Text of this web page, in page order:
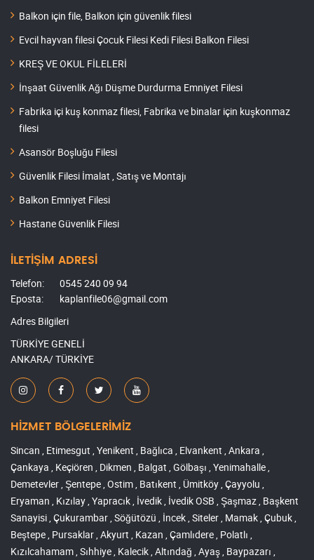
Balkon için file, Balkon için güvenlik filesi
Evcil hayvan filesi Çocuk Filesi Kedi Filesi Balkon Filesi
KREŞ VE OKUL FİLELERİ
İnşaat Güvenlik Ağı Düşme Durdurma Emniyet Filesi
Fabrika içi kuş konmaz filesi, Fabrika ve binalar için kuşkonmaz
filesi
Asansör Boşluğu Filesi
Güvenlik Filesi İmalat , Satış ve Montajı
Balkon Emniyet Filesi
Hastane Güvenlik Filesi
İLETİŞİM ADRESİ
Telefon:
0545 240 09 94
Eposta:
kaplanfile06@gmail.com
Adres Bilgileri
TÜRKİYE GENELİ
ANKARA/ TÜRKİYE
HİZMET BÖLGELERİMİZ
Sincan , Etimesgut , Yenikent , Bağlıca , Elvankent , Ankara ,
Çankaya , Keçiören , Dikmen , Balgat , Gölbaşı , Yenimahalle ,
Demetevler , Şentepe , Ostim , Batıkent , Ümitköy , Çayyolu ,
Eryaman , Kızılay , Yapracık , İvedik , İvedik OSB , Şaşmaz , Başkent
Sanayisi , Çukurambar , Söğütözü , İncek , Siteler , Mamak , Çubuk ,
Beştepe , Pursaklar , Akyurt , Kazan , Çamlıdere , Polatlı ,
Kızılcahamam , Sıhhiye , Kalecik , Altındağ , Ayaş , Baypazarı ,